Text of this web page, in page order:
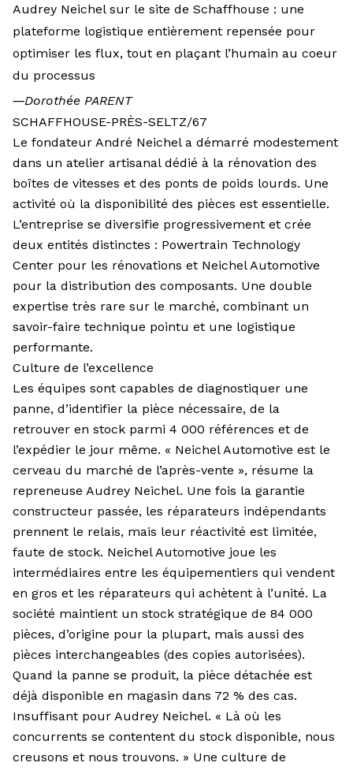
Audrey Neichel sur le site de Schaffhouse : une
plateforme logistique entièrement repensée pour
optimiser les flux, tout en plaçant l’humain au coeur
du processus
―Dorothée PARENT
SCHAFFHOUSE-PRÈS-SELTZ/67
Le fondateur André Neichel a démarré modestement
dans un atelier artisanal dédié à la rénovation des
boîtes de vitesses et des ponts de poids lourds. Une
activité où la disponibilité des pièces est essentielle.
L’entreprise se diversifie progressivement et crée
deux entités distinctes : Powertrain Technology
Center pour les rénovations et Neichel Automotive
pour la distribution des composants. Une double
expertise très rare sur le marché, combinant un
savoir-faire technique pointu et une logistique
performante.
Culture de l’excellence
Les équipes sont capables de diagnostiquer une
panne, d’identifier la pièce nécessaire, de la
retrouver en stock parmi 4 000 références et de
l’expédier le jour même. « Neichel Automotive est le
cerveau du marché de l’après-vente », résume la
repreneuse Audrey Neichel. Une fois la garantie
constructeur passée, les réparateurs indépendants
prennent le relais, mais leur réactivité est limitée,
faute de stock. Neichel Automotive joue les
intermédiaires entre les équipementiers qui vendent
en gros et les réparateurs qui achètent à l’unité. La
société maintient un stock stratégique de 84 000
pièces, d’origine pour la plupart, mais aussi des
pièces interchangeables (des copies autorisées).
Quand la panne se produit, la pièce détachée est
déjà disponible en magasin dans 72 % des cas.
Insuffisant pour Audrey Neichel. « Là où les
concurrents se contentent du stock disponible, nous
creusons et nous trouvons. » Une culture de